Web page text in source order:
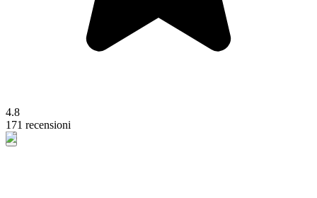
4.8
171 recensioni